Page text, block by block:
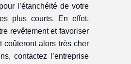
l’étanchéité de votre
plus courts. En effet,
revêtement et favoriser
coûteront alors très cher
contactez l’entreprise